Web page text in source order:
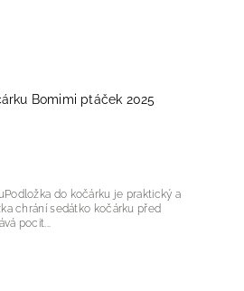
ADA podložka do kočárku Bomimi ptáček 2025
do kočárku je praktický a
chrání sedátko kočárku před
pocit...